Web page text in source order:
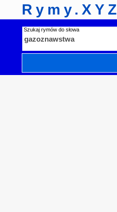
Rymy.XYZ
Szukaj rymów do słowa